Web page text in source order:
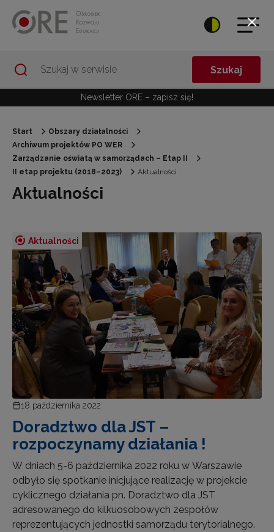
Szukaj
Newsletter ORE – zapisz się!
Start
Obszary działalności
Archiwum projektów PO WER
Zarządzanie oświatą w samorządach – Etap II
II etap projektu (2018–2023)
Aktualności
Aktualności
Aktualności
18 października 2022
Doradztwo dla JST –
rozpoczynamy działania !
W dniach 5-6 października 2022 roku w Warszawie
odbyło się spotkanie inicjujące realizację w projekcie
cyklicznego działania pn. Doradztwo dla JST
adresowanego do kilkuosobowych zespołów
reprezentujących jednostki samorządu terytorialnego.